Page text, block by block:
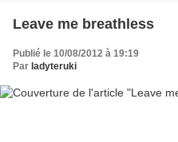
Leave me breathless
Publié le 10/08/2012 à 19:19
Par ladyteruki